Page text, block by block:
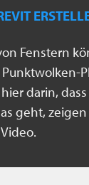
Fenstern
darin, dass
geht,
Video.